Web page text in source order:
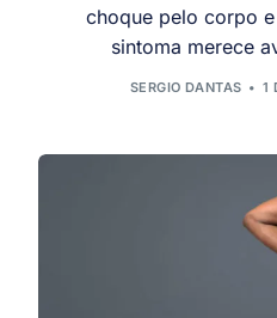
choque pelo corpo
sintoma merece
SERGIO DANTAS 1